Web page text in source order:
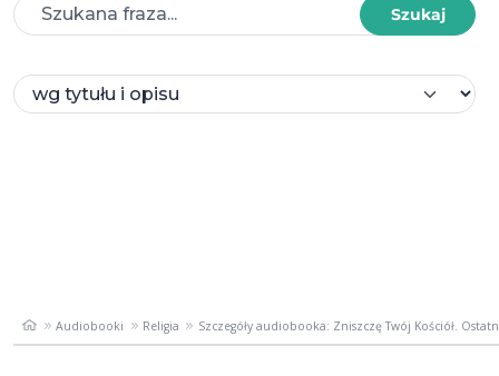
Szukaj
Audiobooki Religia Szczegóły audiobooka: Zniszczę Twój Kościół.